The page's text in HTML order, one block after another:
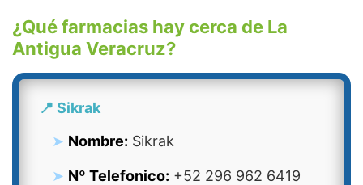
¿Qué farmacias hay cerca de La
Antigua Veracruz?
📍 Sikrak
Nombre: Sikrak
Nº Telefonico: +52 296 962 6419